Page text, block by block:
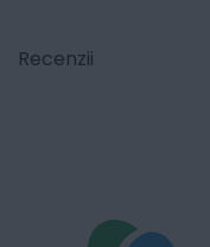
Recenzii